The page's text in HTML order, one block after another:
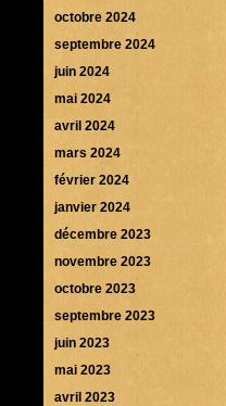
octobre 2024
septembre 2024
juin 2024
mai 2024
avril 2024
mars 2024
février 2024
janvier 2024
décembre 2023
novembre 2023
octobre 2023
septembre 2023
juin 2023
mai 2023
avril 2023